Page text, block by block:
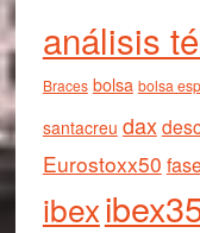
análisis
Braces bolsa bolsa
santacreu dax
Eurostoxx50
ibex